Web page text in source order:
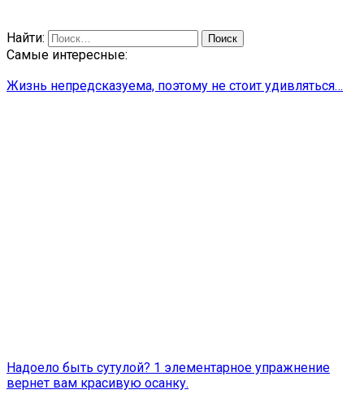
Найти:
Самые интересные:
Жизнь непредсказуема, поэтому не стоит удивляться…
Надоело быть сутулой? 1 элементарное упражнение
вернет вам красивую осанку.